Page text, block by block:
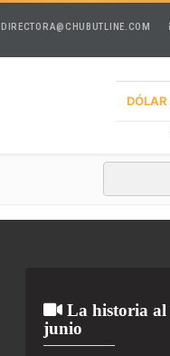
DIRECTORA@CHUBUTLINE.COM
La historia al
junio